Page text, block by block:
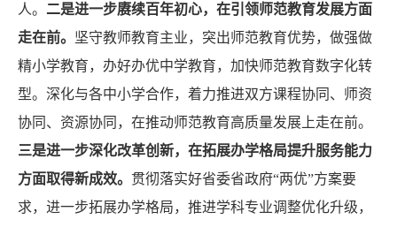
人。 二是进一步赓续百年初心，在引领师范教育发展方面
走在前。 坚守教师教育主业，突出师范教育优势，做强做
精小学教育，办好办优中学教育，加快师范教育数字化转
型。深化与各中小学合作，着力推进双方课程协同、师资
协同、资源协同，在推动师范教育高质量发展上走在前。
三是进一步深化改革创新，在拓展办学格局提升服务能力
方面取得新成效。 贯彻落实好省委省政府“两优”方案要
求，进一步拓展办学格局，推进学科专业调整优化升级，